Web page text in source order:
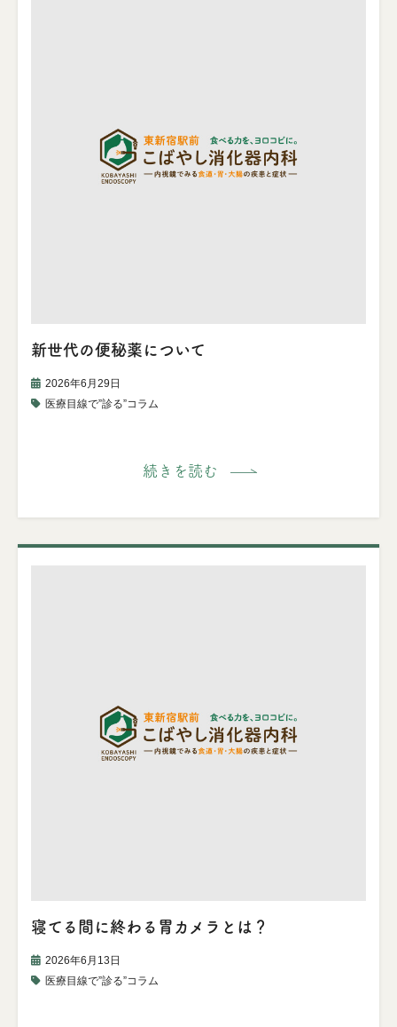
新世代の便秘薬について
2026年6月29日
医療目線で”診る”コラム
続きを読む
寝てる間に終わる胃カメラとは？
2026年6月13日
医療目線で”診る”コラム